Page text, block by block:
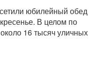
юбилейный обед
В целом по
16 тысяч уличных